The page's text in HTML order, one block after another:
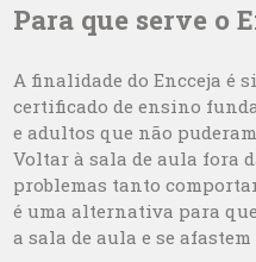
Para que serve o
A finalidade do Encceja é
certificado de ensino
e adultos que não
Voltar à sala de aula fora
problemas tanto
é uma alternativa para
a sala de aula e se afastem